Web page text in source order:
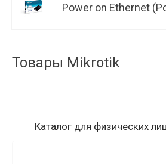
Power on Ethernet
Товары Mikrotik
Каталог для физических